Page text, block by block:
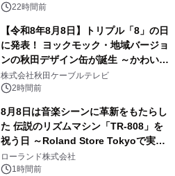
ボグッズも発売決定！
22時間前
【令和8年8月8日】トリプル「8」の日
に発表！ ヨックモック・地域バージョ
ンの秋田デザイン缶が誕生 ～かわいい
秋田犬の子犬と秋田の四季と名所を巡
るパッケージ～ 9月1日(火)秋田県内で
株式会社秋田ケーブルテレビ
2時間前
8月8日は音楽シーンに革新をもたらし
た 伝説のリズムマシン「TR-808」を
祝う日 ～Roland Store Tokyoで実機
を展示しての 記念キャンペーンを開
催 英国ラジオ「NTS」の 特別プログ
ローランド株式会社
1時間前